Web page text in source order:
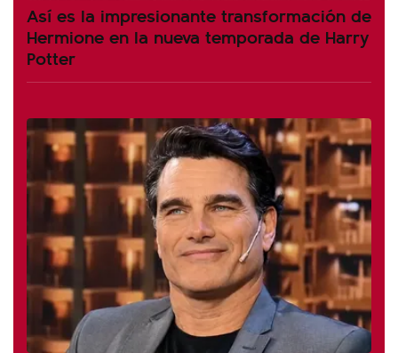
Así es la impresionante transformación de
Hermione en la nueva temporada de Harry
Potter